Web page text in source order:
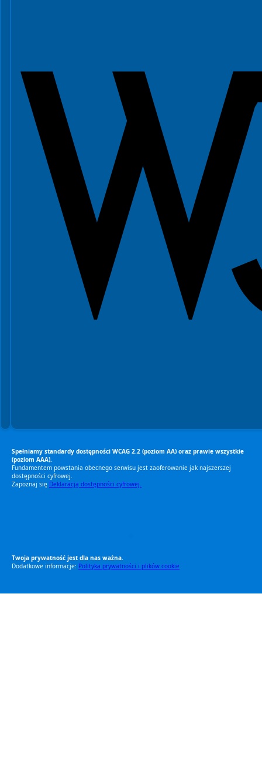
Spełniamy standardy dostępności WCAG 2.2 (poziom AA) oraz prawie wszystkie
(poziom AAA).
Fundamentem powstania obecnego serwisu jest zaoferowanie jak najszerszej
dostępności cyfrowej.
Zapoznaj się Deklaracją dostępności cyfrowej.
Twoja prywatność jest dla nas ważna.
Dodatkowe informacje: Polityka prywatności i plików cookie